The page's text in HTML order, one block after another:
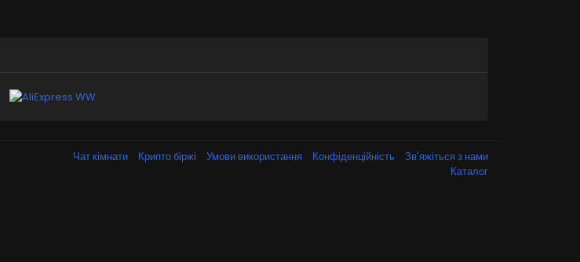
Чат кімнати Крипто біржі Умови використання Конфіденційність
Зв'яжіться з нами
Каталог